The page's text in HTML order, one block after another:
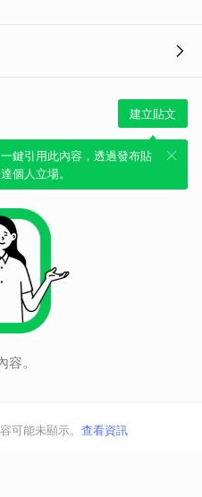
建立貼文
鍵引用此內容，透過發布貼
個人立場。
容。
可能未顯示。 查看資訊